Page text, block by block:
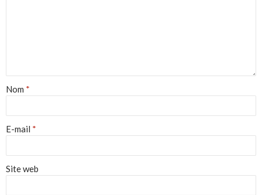
Nom *
E-mail *
Site web